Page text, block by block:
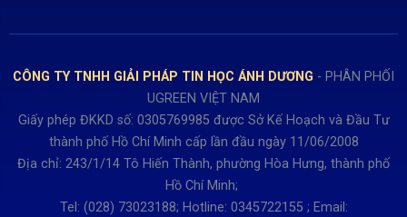
Hướng dẫn đăng ký tài khoản
Thời gian làm việc từ Thứ 2- Thứ 7
Buổi chiều từ 13h15 đến 17h30
Thứ 7 làm đến 15h30 chiều.
CÔNG TY TNHH GIẢI PHÁP TIN HỌC ÁNH DƯƠNG - PHÂN PHỐI
UGREEN VIỆT NAM
Giấy phép ĐKKD số: 0305769985 được Sở Kế Hoạch và Đầu Tư
thành phố Hồ Chí Minh cấp lần đầu ngày 11/06/2008
Địa chỉ: 243/1/14 Tô Hiến Thành, phường Hòa Hưng, thành phố
Hồ Chí Minh;
Tel: (028) 73023188; Hotline: 0345722155 ; Email: